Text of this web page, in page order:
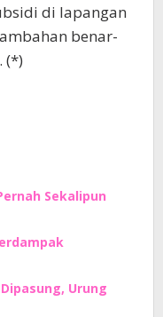
di lapangan
benar-
(*)
Sekalipun
Urung